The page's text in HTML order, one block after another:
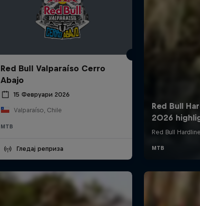
Red Bull Valparaíso Cerro
Abajo
15 Февруари 2026
Valparaíso, Chile
MTB
Гледај реприза